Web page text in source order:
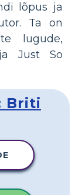
lõpus ja
Ta on
lugude,
Just So
Briti